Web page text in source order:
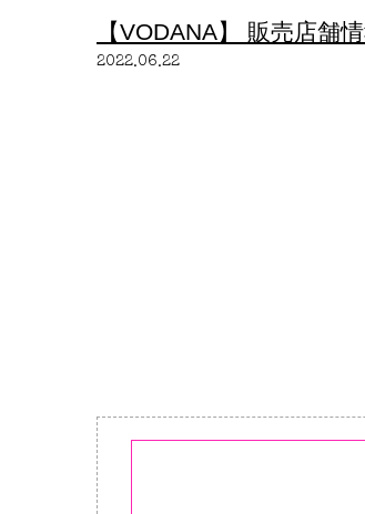
【VODANA】 販売店舗
2022.06.22